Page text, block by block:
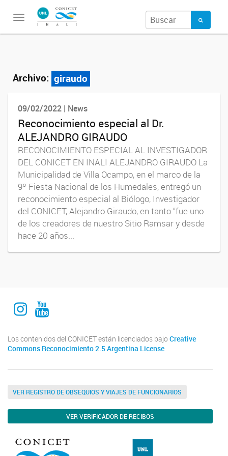
Toggle
Archivo: giraudo
09/02/2022 | News
Reconocimiento especial al Dr.
ALEJANDRO GIRAUDO
RECONOCIMIENTO ESPECIAL AL INVESTIGADOR
DEL CONICET EN INALI ALEJANDRO GIRAUDO La
Municipalidad de Villa Ocampo, en el marco de la
9º Fiesta Nacional de los Humedales, entregó un
reconocimiento especial al Biólogo, Investigador
del CONICET, Alejandro Giraudo, en tanto “fue uno
de los creadores de nuestro Sitio Ramsar y desde
hace 20 años...
Instagram Institucional
Youtube Comuniación INALI
Los contenidos del CONICET están licenciados bajo Creative
Commons Reconocimiento 2.5 Argentina License
VER REGISTRO DE OBSEQUIOS Y VIAJES DE FUNCIONARIOS
VER VERIFICADOR DE RECIBOS